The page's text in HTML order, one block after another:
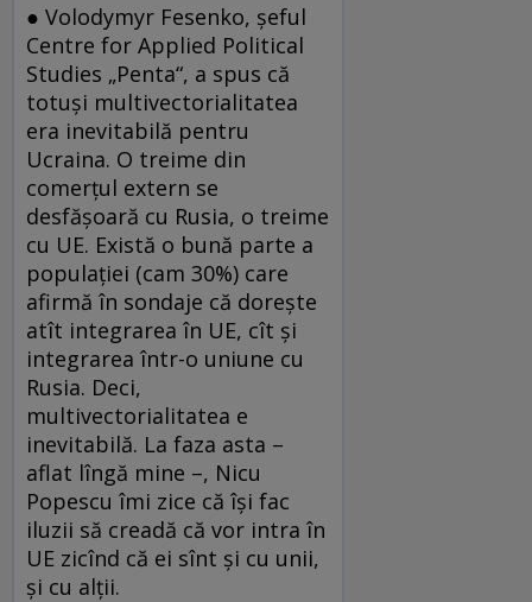
● Volodymyr Fesenko, şeful
Centre for Applied Political
Studies „Penta“, a spus că
totuşi multivectorialitatea
era inevitabilă pentru
Ucraina. O treime din
comerţul extern se
desfăşoară cu Rusia, o treime
cu UE. Există o bună parte a
populaţiei (cam 30%) care
afirmă în sondaje că doreşte
atît integrarea în UE, cît şi
integrarea într-o uniune cu
Rusia. Deci,
multivectorialitatea e
inevitabilă. La faza asta –
aflat lîngă mine –, Nicu
Popescu îmi zice că îşi fac
iluzii să creadă că vor intra în
UE zicînd că ei sînt şi cu unii,
şi cu alţii.